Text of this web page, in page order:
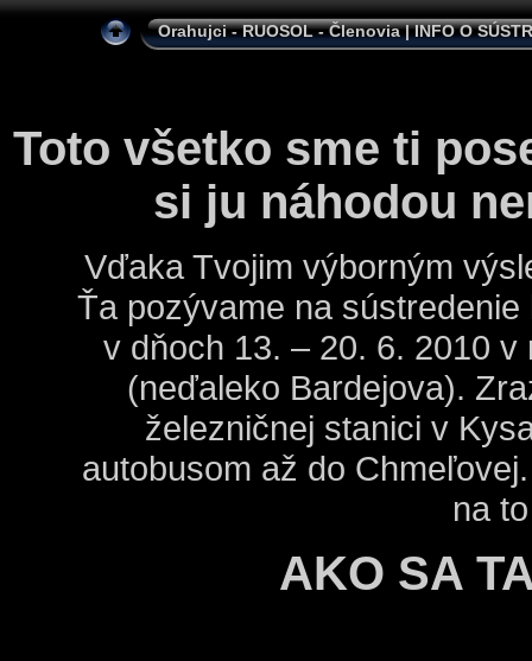
Orahujci - RUOSOL - Členovia| INFO O
Toto všetko sme ti
si ju náhodou
Vďaka Tvojim výborným
Ťa pozývame na
v dňoch 13. – 20. 6. 2010
(neďaleko Bardejova).
železničnej stanici v
autobusom až do
na
AKO SA